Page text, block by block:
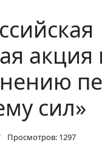
акция
сил»
Просмотров: 1297